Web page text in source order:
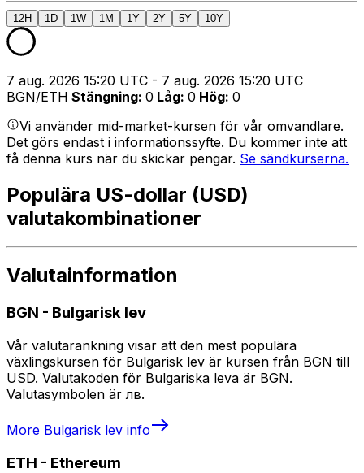
12H 1D 1W 1M 1Y 2Y 5Y 10Y
7 aug. 2026 15:20 UTC - 7 aug. 2026 15:20 UTC
BGN/ETH Stängning: 0 Låg: 0 Hög: 0
Vi använder mid-market-kursen för vår omvandlare.
Det görs endast i informationssyfte. Du kommer inte att
få denna kurs när du skickar pengar. Se sändkurserna.
Populära US-dollar (USD)
valutakombinationer
Valutainformation
BGN - Bulgarisk lev
Vår valutarankning visar att den mest populära
växlingskursen för Bulgarisk lev är kursen från BGN till
USD. Valutakoden för Bulgariska leva är BGN.
Valutasymbolen är лв.
More Bulgarisk lev info
ETH - Ethereum